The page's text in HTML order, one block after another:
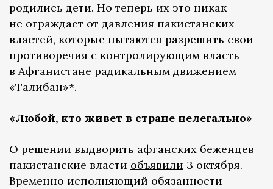
родились дети. Но теперь их это никак
не ограждает от давления пакистанских
властей, которые пытаются разрешить свои
противоречия с контролирующим власть
в Афганистане радикальным движением
«Талибан»*.
«Любой, кто живет в стране нелегально»
О решении выдворить афганских беженцев
пакистанские власти объявили 3 октября.
Временно исполняющий обязанности